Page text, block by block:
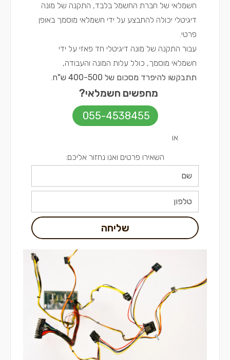
חשמלאי של חברת החשמל בלבד, התקנה של מונה
דיגיטלי יכולה להתבצע על ידי חשמלאי מוסמך באופן
פרטי.
עבור התקנה של מונה דיגיטלי חד פאזי על ידי
חשמלאי מוסמך, כולל עלות המונה והעבודה,
תתבקשו להיפרד מסכום של 400-500 ש"ח
.
מחפשים חשמלאי?
055-4538455
או
השאירו פרטים ואנו נחזור אליכם:
שליחה